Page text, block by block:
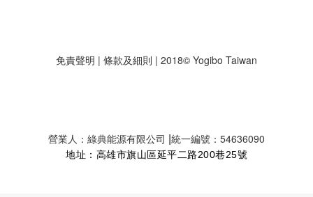
免責聲明 | 條款及細則 | 2018© Yogibo Taiwan
營業人：綠典能源有限公司 |統一編號：54636090
地址：高雄市旗山區延平二路200巷25號